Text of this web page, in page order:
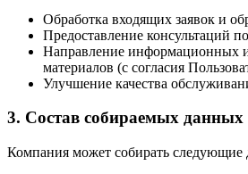
Обработка входящих заявок и
Предоставление консультаций
Направление информационных
материалов (с согласия
Улучшение качества
3. Состав собираемых данных
Компания может собирать следующие